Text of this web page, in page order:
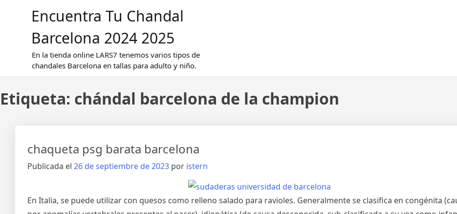
Encuentra Tu Chandal
Barcelona 2024 2025
En la tienda online LARS7 tenemos varios tipos de
chandales Barcelona en tallas para adulto y niño.
Etiqueta: chándal barcelona de la champion
chaqueta psg barata barcelona
Publicada el 26 de septiembre de 2023 por istern
En Italia, se puede utilizar con quesos como relleno salado para ravioles. Generalmente se clasifica en congénita